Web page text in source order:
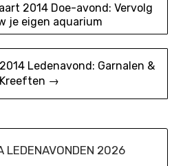
2014 Doe-avond: Vervolg
je eigen aquarium
Ledenavond: Garnalen &
Kreeften →
LEDENAVONDEN 2026